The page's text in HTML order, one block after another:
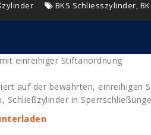
BKS Schliesszylinder
einreihiger Stiftanordnung
auf der bewährten, einreihigen
Schließzylinder in